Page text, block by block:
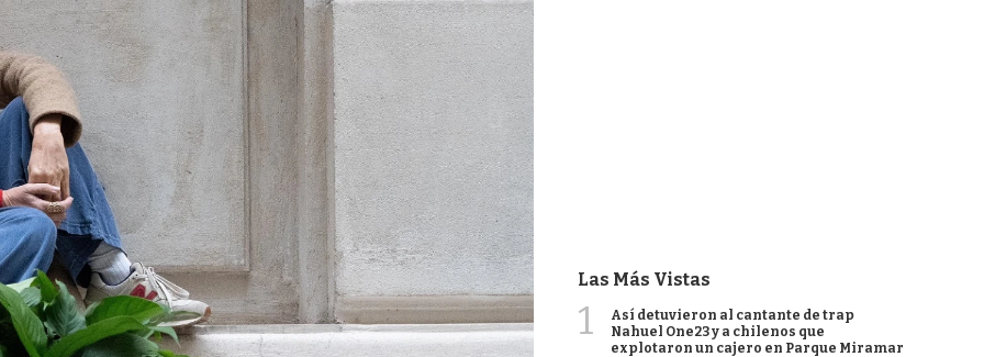
Las Más Vistas
1
Así detuvieron al cantante de trap
Nahuel One23 y a chilenos que
explotaron un cajero en Parque Miramar